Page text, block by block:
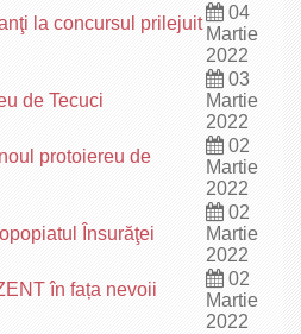
la concursul prilejuit
04
Martie
2022
de Tecuci
03
Martie
2022
protoiereu de
02
Martie
2022
Însurăţei
02
Martie
2022
în fața nevoii
02
Martie
2022